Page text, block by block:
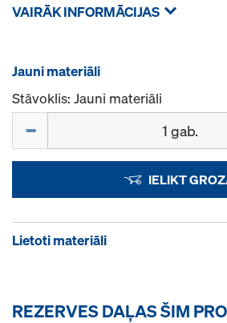
VAIRĀK INFORMĀCIJAS
Jauni materiāli
Stāvoklis: Jauni materiāli
IELIKT
Lietoti materiāli
REZERVES DAĻAS ŠIM